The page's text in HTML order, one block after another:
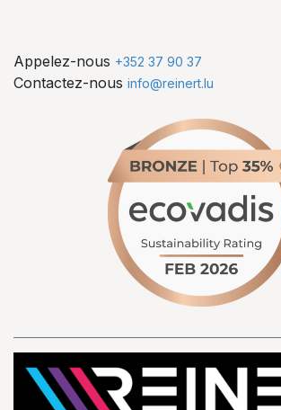
Appelez-nous +352 37 90 37
Contactez-nous info@reinert.lu